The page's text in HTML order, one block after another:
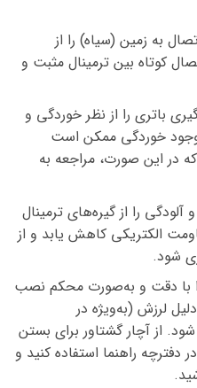
به زمین (سیاه) را از
کوتاه بین ترمینال مثبت و
باتری را از نظر خوردگی و
خوردگی ممکن است
در این صورت، مراجعه به
را از گیره‌های ترمینال
الکتریکی کاهش یابد و از
شود.
با دقت و به‌صورت محکم نصب
لرزش (به‌ویژه در
از آچار گشتاور برای بستن
راهنما استفاده کنید و